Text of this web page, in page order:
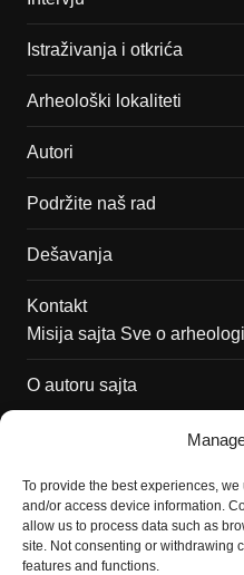
To provide the best experiences,
and/or access device information.
allow us to process data such as
site. Not consenting or withdrawing
features and functions.
Istraživanja i otkrića
Arheološki lokaliteti
Autori
Podržite naš rad
Dešavanja
Kontakt
Misija sajta Sve o
O autoru sajta
Saradnja